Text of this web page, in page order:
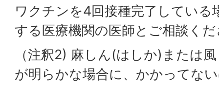
ワクチンを4回接種完了している
する医療機関の医師とご相談く
（注釈2) 麻しん(はしか)または
が明らかな場合に、かかってな